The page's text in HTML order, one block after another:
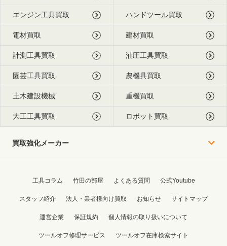
エンジン工具買取 ハンドツール買取
電材買取 建材買取
計測工具買取 油圧工具買取
園芸工具買取 農機具買取
土木建設機械 重機買取
大工工具買取 ロボット買取
買取強化メーカー
工具コラム 竹田の部屋 よくある質問 公式Youtube
スタッフ紹介 法人・業者様向け買取 お知らせ サイトマップ
運営企業 保証規約 個人情報の取り扱いについて
ツールオフ修理サービス ツールオフ在庫検索サイト